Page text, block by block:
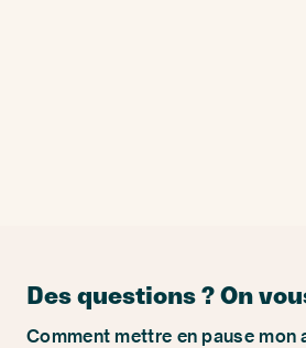
Des questions ? On
Comment mettre en pause mon